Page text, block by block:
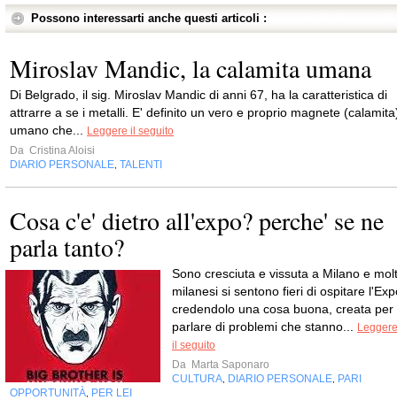
Possono interessarti anche questi articoli :
Miroslav Mandic, la calamita umana
Di Belgrado, il sig. Miroslav Mandic di anni 67, ha la caratteristica di
attrarre a se i metalli. E' definito un vero e proprio magnete
umano che...
Leggere il seguito
Da Cristina Aloisi
DIARIO PERSONALE TALENTI
Cosa c'e' dietro all'expo? perche' se ne
parla tanto?
Sono cresciuta e vissuta a Milano e
milanesi si sentono fieri di ospitare
credendolo una cosa buona, creata per
parlare di problemi che stanno...
Leggere
il seguito
Da Marta Saponaro
CULTURA DIARIO PERSONALE PARI
OPPORTUNITÀ PER LEI